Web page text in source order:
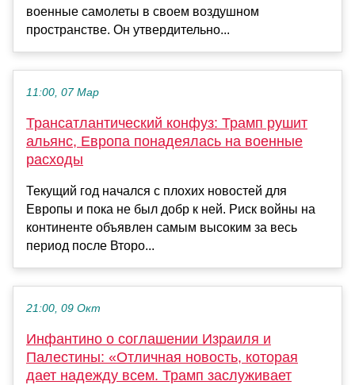
военные самолеты в своем воздушном
пространстве. Он утвердительно...
11:00, 07 Мар
Трансатлантический конфуз: Трамп рушит
альянс, Европа понадеялась на военные
расходы
Текущий год начался с плохих новостей для
Европы и пока не был добр к ней. Риск войны на
континенте объявлен самым высоким за весь
период после Второ...
21:00, 09 Окт
Инфантино о соглашении Израиля и
Палестины: «Отличная новость, которая
дает надежду всем. Трамп заслуживает